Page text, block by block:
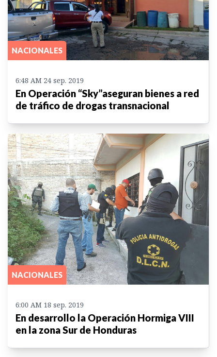
NACIONALES
6:48 AM 24 sep. 2019
En Operación “Sky”aseguran bienes a red
de tráfico de drogas transnacional
NACIONALES
6:00 AM 18 sep. 2019
En desarrollo la Operación Hormiga VIII
en la zona Sur de Honduras